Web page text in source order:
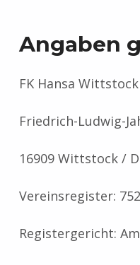
Angaben
FK Hansa Wittstock
Friedrich-Ludwig-
16909 Wittstock /
Vereinsregister: 752
Registergericht: